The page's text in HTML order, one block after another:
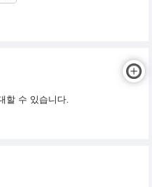
할 수 있습니다.